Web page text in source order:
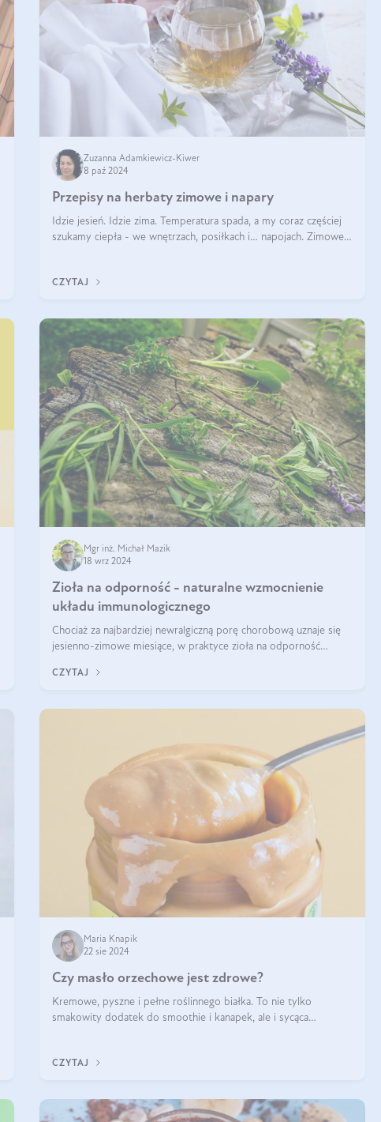
Zuzanna Adamkiewicz-Kiwer
8 paź 2024
Przepisy na herbaty zimowe i napary
Idzie jesień. Idzie zima. Temperatura spada, a my coraz częściej
szukamy ciepła - we wnętrzach, posiłkach i… napojach. Zimowe
CZYTAJ
Mgr inż. Michał Mazik
18 wrz 2024
Zioła na odporność - naturalne wzmocnienie
układu immunologicznego
Chociaż za najbardziej newralgiczną porę chorobową uznaje się
jesienno-zimowe miesiące, w praktyce zioła na odporność
regularność w połąc
CZYTAJ
Maria Knapik
22 sie 2024
Czy masło orzechowe jest zdrowe?
Kremowe, pyszne i pełne roślinnego białka. To nie tylko
smakowity dodatek do smoothie i kanapek, ale i sycąca
CZYTAJ